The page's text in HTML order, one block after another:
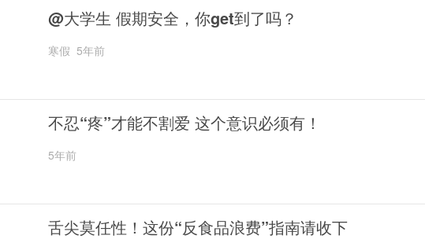
@大学生 假期安全，你get到了吗？
寒假 5年前
不忍“疼”才能不割爱 这个意识必须有！
5年前
舌尖莫任性！这份“反食品浪费”指南请收下